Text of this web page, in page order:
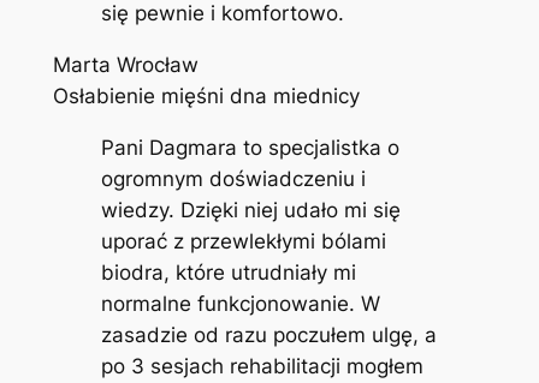
się pewnie i komfortowo.
Marta Wrocław
Osłabienie mięśni dna miednicy
Pani Dagmara to specjalistka o
ogromnym doświadczeniu i
wiedzy. Dzięki niej udało mi się
uporać z przewlekłymi bólami
biodra, które utrudniały mi
normalne funkcjonowanie. W
zasadzie od razu poczułem ulgę, a
po 3 sesjach rehabilitacji mogłem